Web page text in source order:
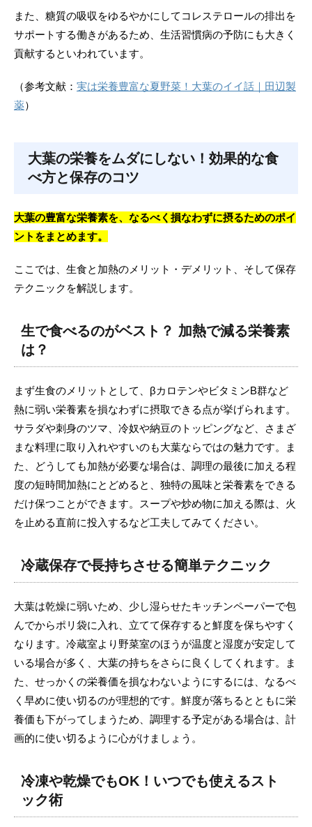
また、糖質の吸収をゆるやかにしてコレステロールの排出を
サポートする働きがあるため、生活習慣病の予防にも大きく
貢献するといわれています。
（参考文献： 実は栄養豊富な夏野菜！大葉のイイ話｜田辺製
薬）
大葉の栄養をムダにしない！効果的な食
べ方と保存のコツ
大葉の豊富な栄養素を、なるべく損なわずに摂るためのポイ
ントをまとめます。
ここでは、生食と加熱のメリット・デメリット、そして保存
テクニックを解説します。
生で食べるのがベスト？ 加熱で減る栄養素
は？
まず生食のメリットとして、βカロテンやビタミンB群など
熱に弱い栄養素を損なわずに摂取できる点が挙げられます。
サラダや刺身のツマ、冷奴や納豆のトッピングなど、さまざ
まな料理に取り入れやすいのも大葉ならではの魅力です。ま
た、どうしても加熱が必要な場合は、調理の最後に加える程
度の短時間加熱にとどめると、独特の風味と栄養素をできる
だけ保つことができます。スープや炒め物に加える際は、火
を止める直前に投入するなど工夫してみてください。
冷蔵保存で長持ちさせる簡単テクニック
大葉は乾燥に弱いため、少し湿らせたキッチンペーパーで包
んでからポリ袋に入れ、立てて保存すると鮮度を保ちやすく
なります。冷蔵室より野菜室のほうが温度と湿度が安定して
いる場合が多く、大葉の持ちをさらに良くしてくれます。ま
た、せっかくの栄養価を損なわないようにするには、なるべ
く早めに使い切るのが理想的です。鮮度が落ちるとともに栄
養価も下がってしまうため、調理する予定がある場合は、計
画的に使い切るように心がけましょう。
冷凍や乾燥でもOK！いつでも使えるスト
ック術